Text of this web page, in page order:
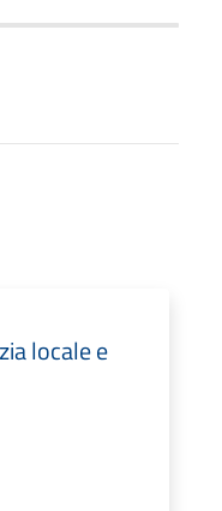
locale e